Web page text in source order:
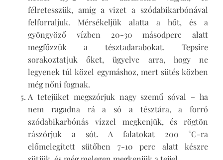
félretesszük, amíg a vizet a szódabikarbónával
felforraljuk. Mérsékeljük alatta a hőt, és a
gyöngyöző vízben 20-30 másodperc alatt
megfőzzük a tésztadarabokat. Tepsire
sorakoztatjuk őket, ügyelve arra, hogy ne
legyenek túl közel egymáshoz, mert sütés közben
még nőni fognak.
A tetejüket megszórjuk nagy szemű sóval – ha
nem ragadna rá a só a tésztára, a forró
szódabikarbónás vízzel megkenjük, és rögtön
rászórjuk a sót. A falatokat 200 °C-ra
előmelegített sütőben 7-10 perc alatt készre